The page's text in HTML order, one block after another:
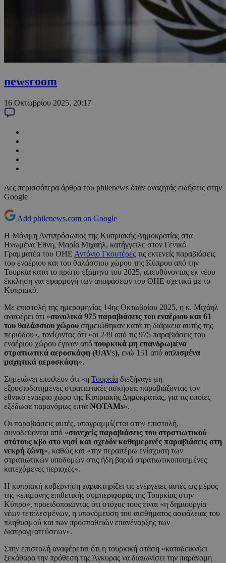
newsroom
16 Οκτωβρίου 2025, 20:17
Δες περισσότερα άρθρα του philenews όταν αναζητάς ειδήσεις στην
Google
Add philenews.com on Google
Η Μόνιμη Αντιπρόσωπος της Κυπριακής Δημοκρατίας στα
Ηνωμένα Έθνη, Μαρία Μιχαήλ, κατήγγειλε στον Γενικό
Γραμματέα του ΟΗΕ Αντόνιο Γκουτέρες τις εκτενείς παραβιάσεις
του εναέριου και του θαλάσσιου χώρου της Κύπρου από την
Τουρκία κατά το πρώτο εξάμηνο του 2025, απευθύνοντας εκ νέου
έκκληση για εφαρμογή των αποφάσεων του ΟΗΕ σχετικά με το
Κυπριακό.
Με επιστολή της ημερομηνίας 14ης Οκτωβρίου 2025, η κ. Μιχάηλ
αναφέρει ότι «συνολικά 975 παραβιάσεις του εναέριου και 61
του θαλάσσιου χώρου σημειώθηκαν κατά τη διάρκεια αυτής της
περιόδου», τονίζοντας ότι «οι 249 από τις 975 παραβιάσεις του
εναέριου χώρου έγιναν από τουρκικά μη επανδρωμένα
στρατιωτικά αεροσκάφη (UAVs), ενώ 151 από οπλισμένα
μαχητικά αεροσκάφη».
Σημειώνει επιπλέον ότι «η Τουρκία διεξήγαγε μη
εξουσιοδοτημένες στρατιωτικές ασκήσεις παραβιάζοντας τον
εθνικό εναέριο χώρο της Κυπριακής Δημοκρατίας, για τις οποίες
εξέδωσε παρανόμως επτά NOTAMs».
Οι παραβιάσεις αυτές, υπογραμμίζεται στην επιστολή,
συνοδεύονται από «συνεχείς παραβιάσεις του στρατιωτικού
στάτους κβο στο νησί και σχεδόν καθημερινές παραβιάσεις στη
νεκρή ζώνη», καθώς και «την περαιτέρω ενίσχυση των
στρατιωτικών υποδομών στις ήδη βαριά στρατιωτικοποιημένες
κατεχόμενες περιοχές».
Η κυπριακή κυβέρνηση χαρακτηρίζει τις ενέργειες αυτές ως μέρος
της «επίμονης επιθετικής συμπεριφοράς της Τουρκίας στην
Κύπρο», προειδοποιώντας ότι στόχος τους είναι «η δημιουργία
νέων τετελεσμένων, η υπονόμευση του αισθήματος ασφάλειας του
πληθυσμού και των προσπαθειών επανέναρξης των
διαπραγματεύσεων».
Στην επιστολή αναφέρεται ότι η τουρκική στάση «καταδεικνύει
ξεκάθαρα την πρόθεση της Άγκυρας να διαιωνίσει την παράνομη